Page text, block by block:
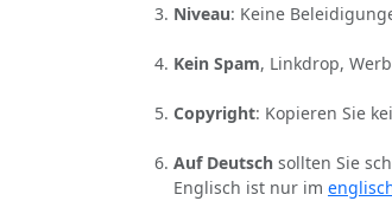
Niveau: Keine
Kein Spam, Linkdrop,
Copyright: Kopieren Sie
Auf Deutsch sollten Sie
Englisch ist nur im